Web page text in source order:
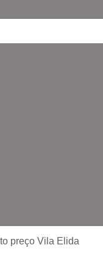
Vidro Sanfonado ABC
preço Vila Elida